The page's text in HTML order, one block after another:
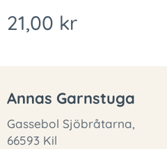
21,00 kr
Annas Garnstuga
Gassebol Sjöbråtarna,
66593 Kil